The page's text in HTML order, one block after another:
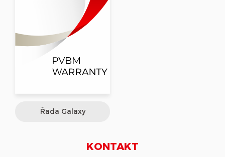
Řada Galaxy
KONTAKT